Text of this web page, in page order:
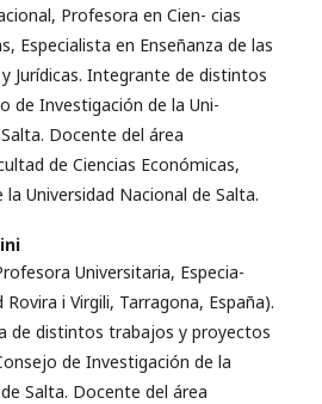
Profesora en Cien- cias
Especialista en Enseñanza de las
Jurídicas. Integrante de distintos
de Investigación de la Uni-
Docente del área
de Ciencias Económicas,
la Universidad Nacional de Salta.
Universitaria, Especia-
Rovira i Virgili, Tarragona, España).
de distintos trabajos y proyectos
de Investigación de la
Salta. Docente del área